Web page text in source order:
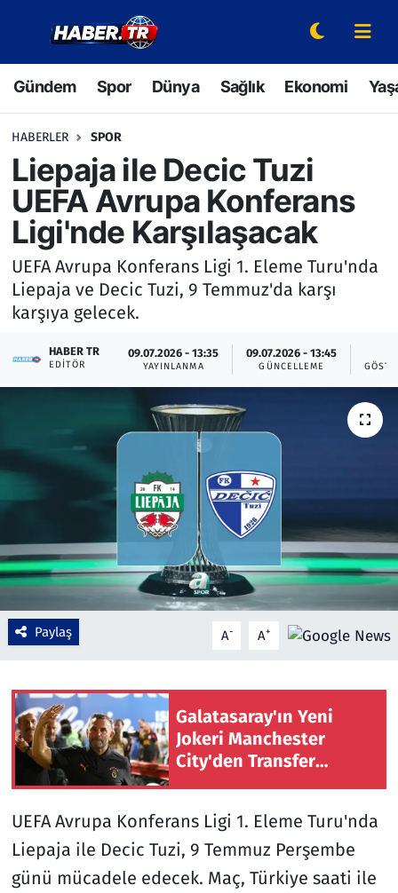
Gündem Spor Dünya Sağlık Ekonomi
HABERLER SPOR
Liepaja ile Decic Tuzi
UEFA Avrupa Konferans
Ligi'nde Karşılaşacak
UEFA Avrupa Konferans Ligi 1. Eleme Turu'nda
Liepaja ve Decic Tuzi, 9 Temmuz'da karşı
karşıya gelecek.
HABER TR
EDITÖR
09.07.2026 - 13:35
YAYINLANMA
09.07.2026 - 13:45
GÜNCELLEME
Paylaş A- A+
Galatasaray'ın Yeni
Jokeri Manchester
City'den Transfer
UEFA Avrupa Konferans Ligi 1. Eleme Turu'nda
Liepaja ile Decic Tuzi, 9 Temmuz Perşembe
günü mücadele edecek. Maç, Türkiye saati ile
Gündem
Spor
Dünya
Sağlık
Ekonomi
Yaşam
Bilim ve Teknoloji
Çevre & Doğa
Eğitim
Yerel
Hava Durumu
Trafik Durumu
Süper Lig Puan Durumu ve Fikstür
Tüm Manşetler
Son Dakika Haberleri
Haber Arşivi